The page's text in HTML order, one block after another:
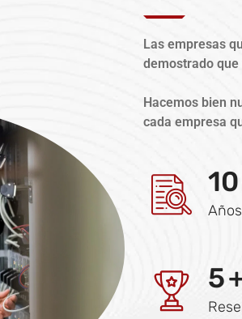
Las empresas
demostrado
Hacemos bien
cada empresa
10
5